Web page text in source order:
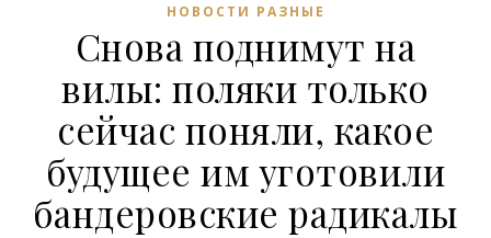
НОВОСТИ РАЗНЫЕ
Снова поднимут на
вилы: поляки только
сейчас поняли, какое
будущее им уготовили
бандеровские радикалы